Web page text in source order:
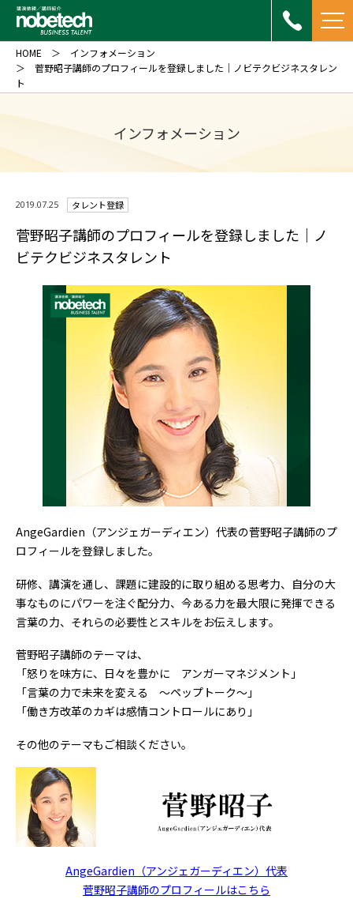
インフォメーション
HOME
インフォメーション
菅野昭子講師のプロフィールを登録しました｜ノビテクビジネスタレン
ト
2019.07.25 タレント登録
菅野昭子講師のプロフィールを登録しました｜ノ
ビテクビジネスタレント
AngeGardien（アンジェガーディエン）代表の菅野昭子講師のプ
ロフィールを登録しました。
研修、講演を通し、課題に建設的に取り組める思考力、自分の大
事なものにパワーを注ぐ配分力、今ある力を最大限に発揮できる
言葉の力、それらの必要性とスキルをお伝えします。
菅野昭子講師のテーマは、
「怒りを味方に、日々を豊かに アンガーマネジメント」
「言葉の力で未来を変える ～ペップトーク～」
「働き方改革のカギは感情コントロールにあり」
その他のテーマもご相談ください。
AngeGardien（アンジェガーディエン）代表
菅野昭子講師のプロフィールはこちら